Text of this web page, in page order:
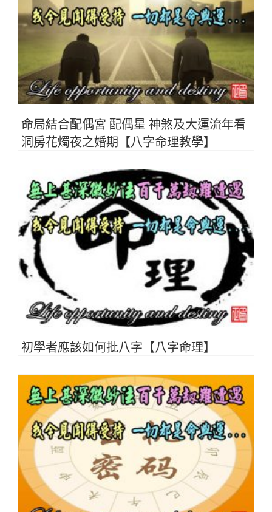
命局結合配偶宮 配偶星 神煞及大運流年看
洞房花燭夜之婚期【八字命理教學】
初學者應該如何批八字【八字命理】